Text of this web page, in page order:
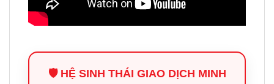
🛡️ HỆ SINH THÁI GIAO DỊCH MINH